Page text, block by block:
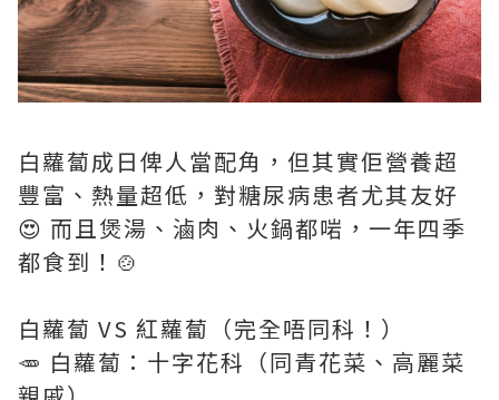
白蘿蔔成日俾人當配角，但其實佢營養超
豐富、熱量超低，對糖尿病患者尤其友好
😍 而且煲湯、滷肉、火鍋都啱，一年四季
都食到！🍲
白蘿蔔 VS 紅蘿蔔（完全唔同科！）
🥕 白蘿蔔：十字花科（同青花菜、高麗菜